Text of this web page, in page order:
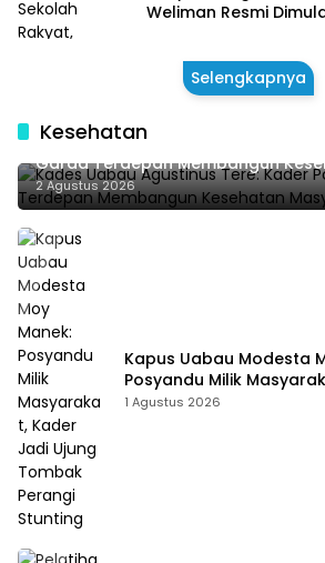
Weliman Resmi
Selengkapnya
Kesehatan
Kades Uabau Agustinus Tere: Kader
Garda Terdepan Membangun
Masyarakat Desa
2 Agustus 2026
Kapus Uabau Modesta
Posyandu Milik
Ujung Tombak Perangi
1 Agustus 2026